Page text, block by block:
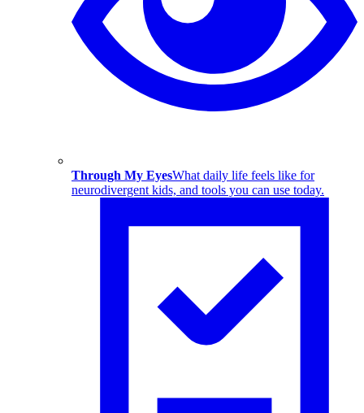
Through My EyesWhat daily life feels like for
neurodivergent kids, and tools you can use today.